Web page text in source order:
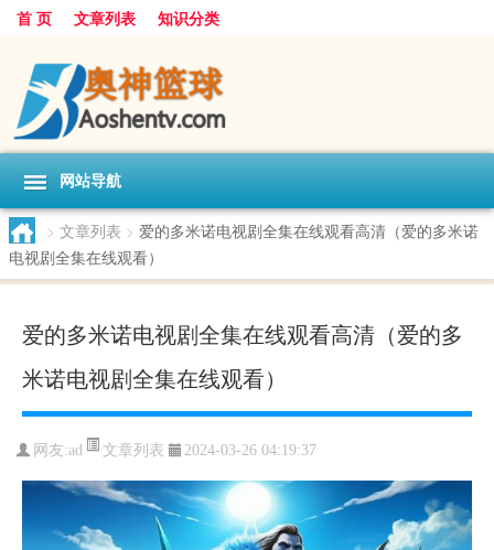
首 页 文章列表 知识分类
网站导航
> 文章列表 > 爱的多米诺电视剧全集在线观看高清（爱的多米诺
电视剧全集在线观看）
爱的多米诺电视剧全集在线观看高清（爱的多
米诺电视剧全集在线观看）
网友:ad 文章列表 2024-03-26 04:19:37